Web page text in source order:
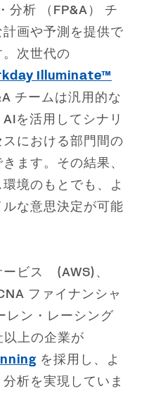
分析 （FP&A） チ
画や予測を提供で
次世代の
Illuminate™
チームは汎用的な
を活用してシナリ
における部門間の
ます。その結果、
境のもとでも、よ
な意思決定が可能
ビス (AWS)、
ファイナンシャ
レン・レーシング
上の企業が
を採用し、よ
析を実現していま